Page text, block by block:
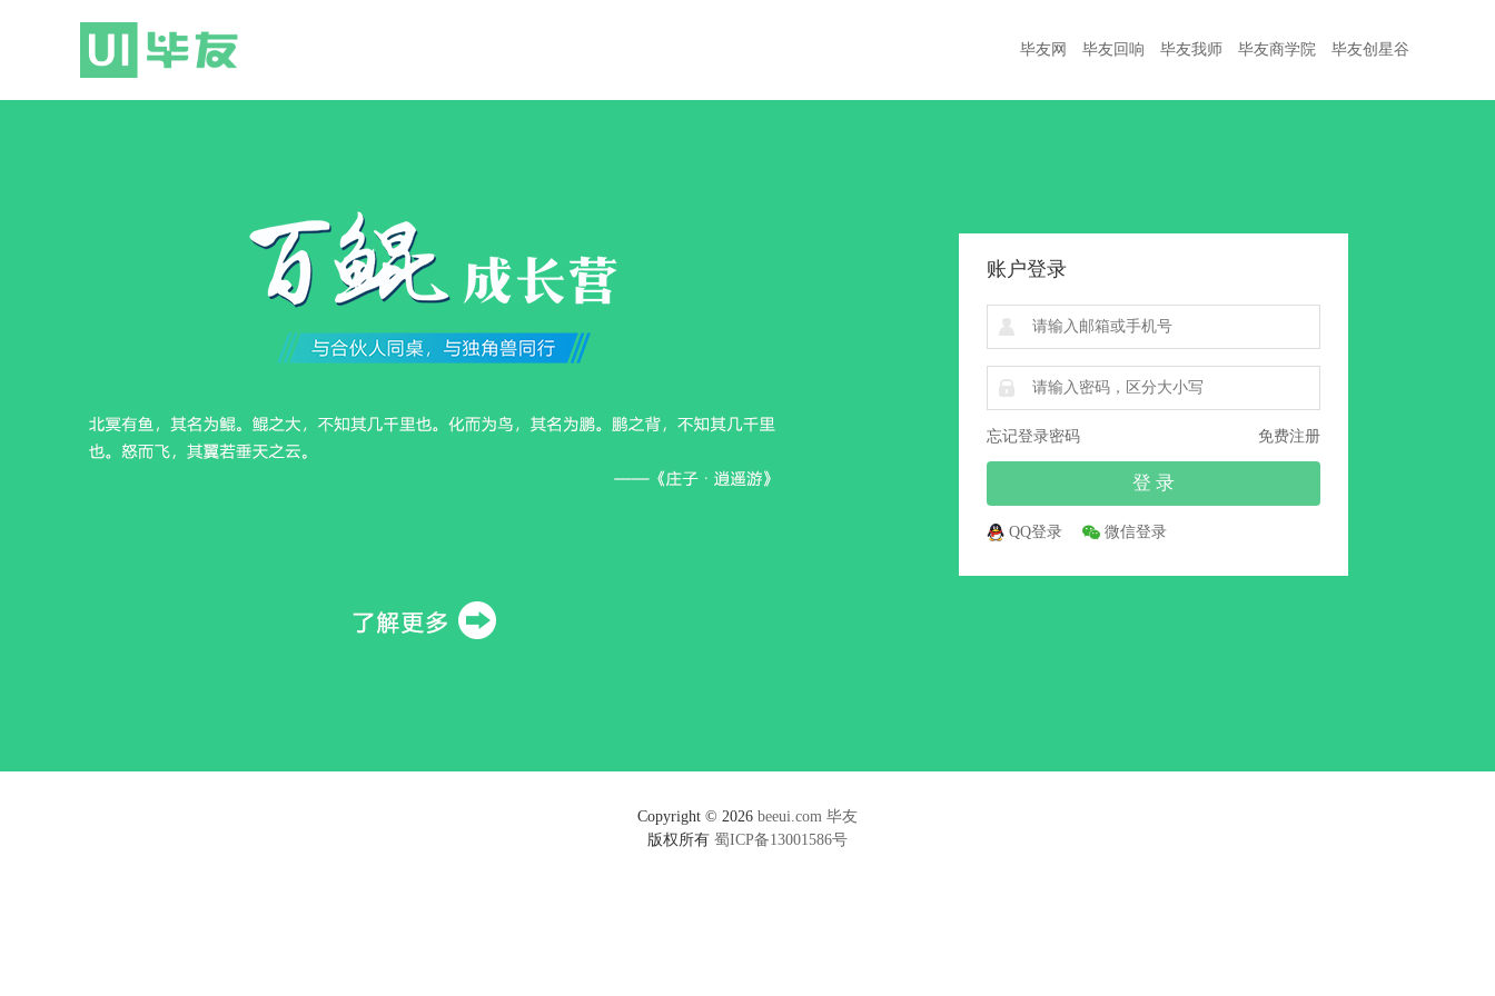
毕友网 毕友回响 毕友我师 毕友商学院 毕友创星谷
账户登录
忘记登录密码 免费注册
QQ登录 微信登录
Copyright © 2026 beeui.com 毕友
版权所有 蜀ICP备13001586号